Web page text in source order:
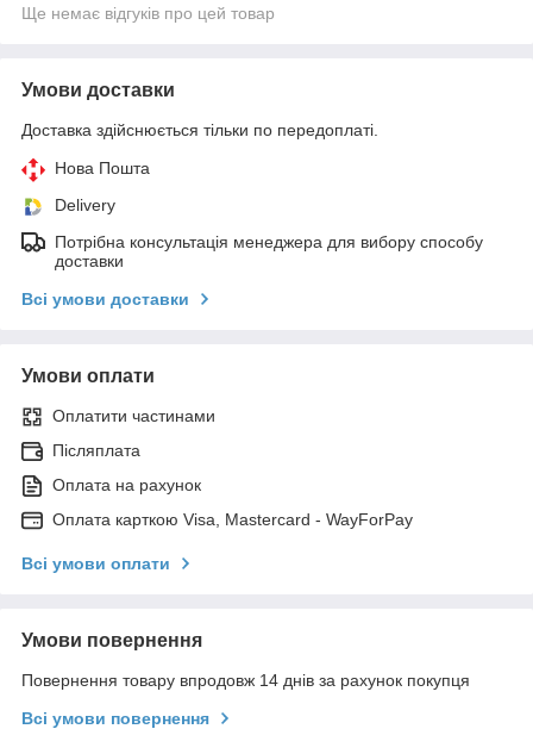
Ще немає відгуків про цей товар
Умови доставки
Доставка здійснюється тільки по передоплаті.
Нова Пошта
Delivery
Потрібна консультація менеджера для вибору способу
доставки
Всі умови доставки
Умови оплати
Оплатити частинами
Післяплата
Оплата на рахунок
Оплата карткою Visa, Mastercard - WayForPay
Всі умови оплати
Умови повернення
Повернення товару впродовж 14 днів за рахунок покупця
Всі умови повернення